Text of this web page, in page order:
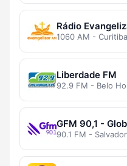
Rádio
1060 AM -
Liberdade FM
92.9 FM - Belo
GFM 90,1 -
90.1 FM -